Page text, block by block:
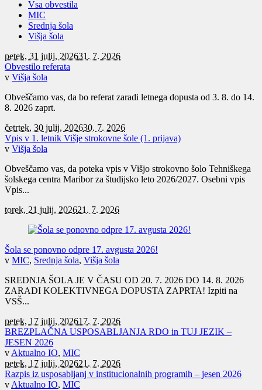
Vsa obvestila
MIC
Srednja šola
Višja šola
petek, 31 julij, 202631. 7. 2026
Obvestilo referata
v Višja šola
Obveščamo vas, da bo referat zaradi letnega dopusta od 3. 8. do 14.
8. 2026 zaprt.
četrtek, 30 julij, 202630. 7. 2026
Vpis v 1. letnik Višje strokovne šole (1. prijava)
v Višja šola
Obveščamo vas, da poteka vpis v Višjo strokovno šolo Tehniškega
šolskega centra Maribor za študijsko leto 2026/2027. Osebni vpis
Vpis...
torek, 21 julij, 202621. 7. 2026
Šola se ponovno odpre 17. avgusta 2026!
v MIC, Srednja šola, Višja šola
SREDNJA ŠOLA JE V ČASU OD 20. 7. 2026 DO 14. 8. 2026
ZARADI KOLEKTIVNEGA DOPUSTA ZAPRTA! Izpiti na
VSŠ...
petek, 17 julij, 202617. 7. 2026
BREZPLAČNA USPOSABLJANJA RDO in TUJ JEZIK –
JESEN 2026
v Aktualno IO, MIC
petek, 17 julij, 202621. 7. 2026
Razpis iz usposabljanj v institucionalnih programih – jesen 2026
v Aktualno IO, MIC